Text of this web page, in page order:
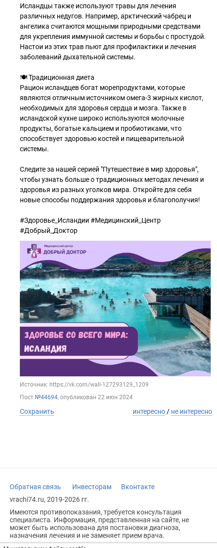
Исландцы также используют травы для лечения
различных недугов. Например, арктический чабрец и
ангелика считаются мощными природными средствами
для укрепления иммунной системы и борьбы с простудой.
Настои из этих трав пьют для профилактики и лечения
заболеваний дыхательной системы.
🍽 Традиционная диета
Рацион исландцев богат морепродуктами, которые
являются отличным источником омега-3 жирных кислот,
необходимых для здоровья сердца и мозга. Также в
исландской кухне широко используются молочные
продукты, богатые кальцием и пробиотиками, что
способствует здоровью костей и пищеварительной
системы.
Следите за нашей серией "Путешествие в мир здоровья",
чтобы узнать больше о традиционных методах лечения и
здоровья из разных уголков мира. Откройте для себя
новые способы поддержания здоровья и благополучия!
#Здоровье_Исландии #Медицинский_Центр
#Добрый_Доктор
Источник: https://vk.com/wall-127293129_1209
Пост №44694, опубликован 22 июн 2024
Сохранить интересно / не интересно
Обратная связь Инвесторам
Вконтакте
vrachi74.ru, 2019-2026 гг.
Имеются противопоказания, требуется консультация
специалиста. Информация, представленная на сайте, не
может быть использована для постановки диагноза,
назначения лечения и не заменяет прием врача.